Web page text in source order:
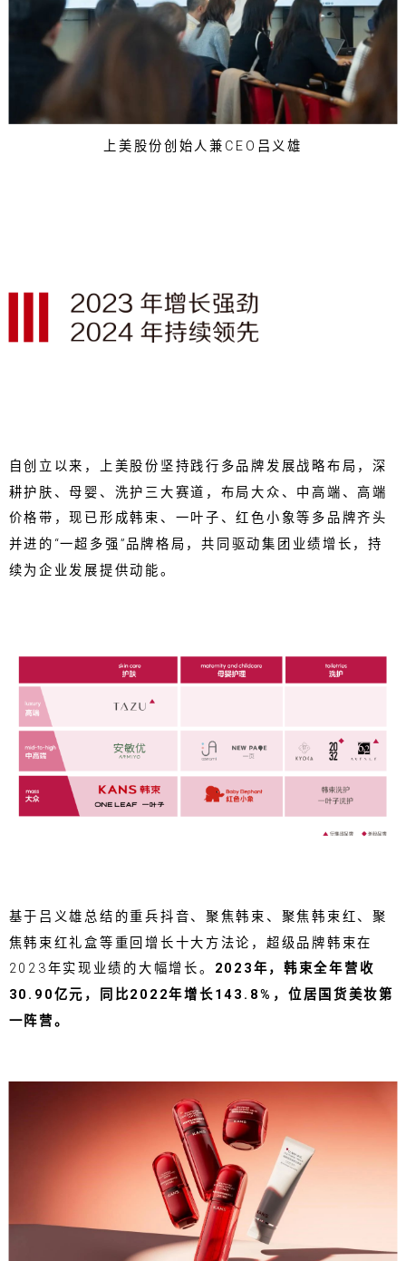
上美股份创始人兼CEO吕义雄
自创立以来，上美股份坚持践行多品牌发展战略布局，深
耕护肤、母婴、洗护三大赛道，布局大众、中高端、高端
价格带，现已形成韩束、一叶子、红色小象等多品牌齐头
并进的“一超多强”品牌格局，共同驱动集团业绩增长，持
续为企业发展提供动能。
基于吕义雄总结的重兵抖音、聚焦韩束、聚焦韩束红、聚
焦韩束红礼盒等重回增长十大方法论，超级品牌韩束在
2023年实现业绩的大幅增长。 2023年，韩束全年营收
30.90亿元，同比2022年增长143.8%，位居国货美妆第
一阵营。